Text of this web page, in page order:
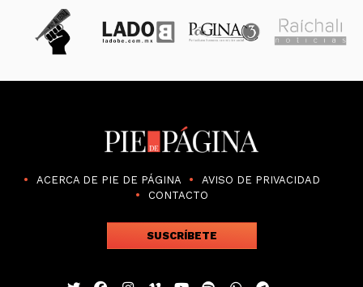
ACERCA DE PIE DE PÁGINA
AVISO DE PRIVACIDAD
CONTACTO
SUSCRÍBETE